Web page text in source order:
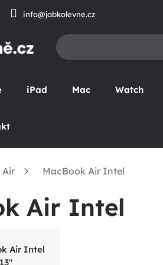
info@jabkolevne.cz
iPad Mac Watch
Air MacBook Air Intel
Air Intel
Air Intel
13"